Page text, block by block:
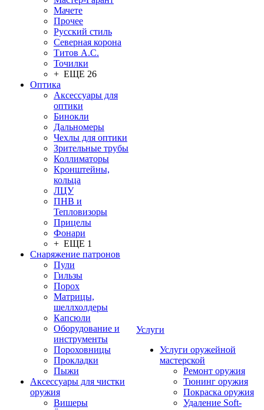
Мачете
Прочее
Русский стиль
Северная корона
Титов А.С.
Точилки
+ ЕЩЕ 26
Оптика
Аксессуары для
оптики
Бинокли
Дальномеры
Чехлы для оптики
Зрительные трубы
Коллиматоры
Кронштейны,
кольца
ЛЦУ
ПНВ и
Тепловизоры
Прицелы
Фонари
+ ЕЩЕ 1
Снаряжение патронов
Пули
Гильзы
Порох
Матрицы,
шеллхолдеры
Капсюли
Оборудование и
инструменты
Пороховницы
Прокладки
Пыжи
Аксессуары для чистки
оружия
Вишеры
Услуги
Услуги оружейной
мастерской
Ремонт оружия
Тюнинг оружия
Покраска оружия
Удаление Soft-